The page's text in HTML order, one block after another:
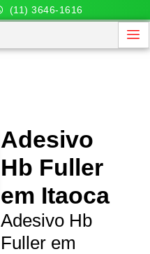
(11) 3646-1616
Adesivo
Hb Fuller
em Itaoca
Adesivo Hb
Fuller em